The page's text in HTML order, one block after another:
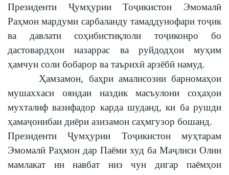
Президенти Ҷумҳурии Тоҷикистон Эмомалӣ
Раҳмон мардуми сарбаланду тамаддунофари тоҷик
ва давлати соҳибистиқлоли тоҷиконро бо
дастовардҳои назаррас ва руйдодҳои муҳим
ҳамчун соли бобарор ва таърихӣ арзёбӣ намуд.
Ҳамзамон, баҳри амалисозии барномаҳои
мушаххаси ояндаи наздик масъулони соҳаҳои
мухталиф вазифадор карда шуданд, ки ба рушди
ҳамаҷонибаи диёри азизамон саҳмгузор бошанд.
Президенти Ҷумҳурии Тоҷикистон муҳтарам
Эмомалӣ Раҳмон дар Паёми худ ба Маҷлиси Олии
мамлакат ин навбат низ чун дигар паёмҳои